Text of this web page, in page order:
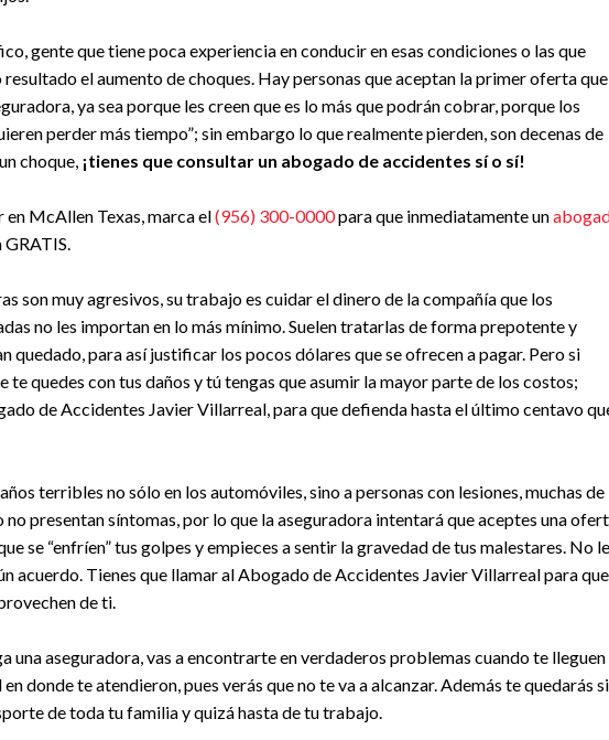
gente que tiene poca experiencia en conducir en esas condiciones o las que
el aumento de choques. Hay personas que aceptan la primer oferta que
ya sea porque les creen que es lo más que podrán cobrar, porque los
perder más tiempo”; sin embargo lo que realmente pierden, son decenas de
choque, ¡tienes que consultar un abogado de accidentes sí o sí!
McAllen Texas, marca el(956) 300-0000para que inmediatamente un
GRATIS.
son muy agresivos, su trabajo es cuidar el dinero de la compañía que los
no les importan en lo más mínimo. Suelen tratarlas de forma prepotente y
quedado, para así justificar los pocos dólares que se ofrecen a pagar. Pero si
te quedes con tus daños y tú tengas que asumir la mayor parte de los costos;
de Accidentes Javier Villarreal, para que defienda hasta el último centavo
terribles no sólo en los automóviles, sino a personas con lesiones, muchas de
presentan síntomas, por lo que la aseguradora intentará que aceptes una
se “enfríen” tus golpes y empieces a sentir la gravedad de tus malestares. No
acuerdo. Tienes que llamar al Abogado de Accidentes Javier Villarreal para que
de ti.
una aseguradora, vas a encontrarte en verdaderos problemas cuando te lleguen
donde te atendieron, pues verás que no te va a alcanzar. Además te quedarás
de toda tu familia y quizá hasta de tu trabajo.